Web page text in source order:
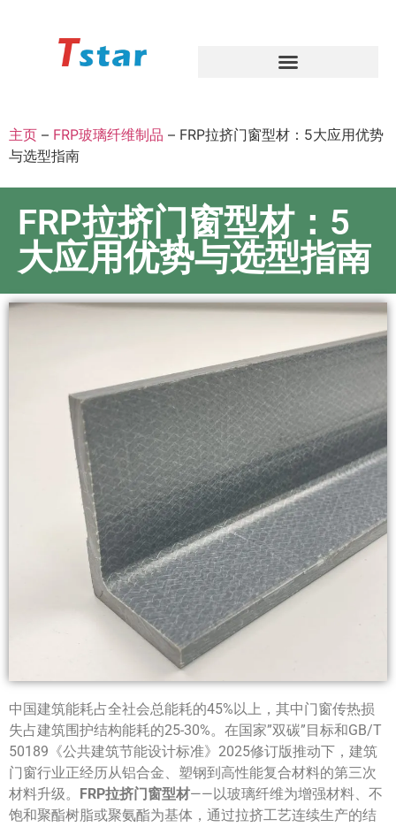
主页 – FRP玻璃纤维制品 – FRP拉挤门窗型材：5大应用优势
与选型指南
FRP拉挤门窗型材：5
大应用优势与选型指南
中国建筑能耗占全社会总能耗的45%以上，其中门窗传热损
失占建筑围护结构能耗的25-30%。在国家”双碳”目标和GB/T
50189《公共建筑节能设计标准》2025修订版推动下，建筑
门窗行业正经历从铝合金、塑钢到高性能复合材料的第三次
材料升级。
FRP拉挤门窗型材——以玻璃纤维为增强材料、不
饱和聚酯树脂或聚氨酯为基体，通过拉挤工艺连续生产的结